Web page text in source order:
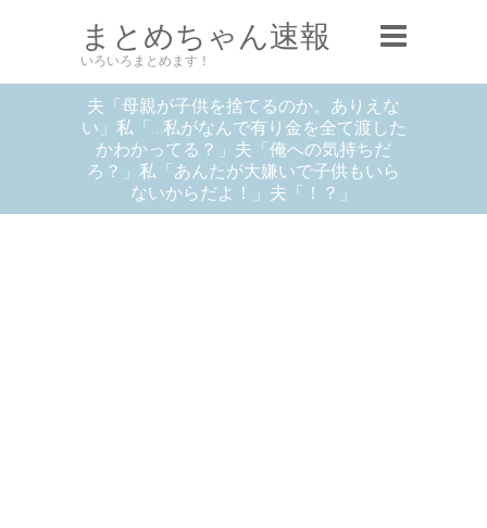
まとめちゃん速報
いろいろまとめます！
夫「母親が子供を捨てるのか。ありえな
い」私「…私がなんで有り金を全て渡した
かわかってる？」夫「俺への気持ちだ
ろ？」私「あんたが大嫌いで子供もいら
ないからだよ！」夫「！？」